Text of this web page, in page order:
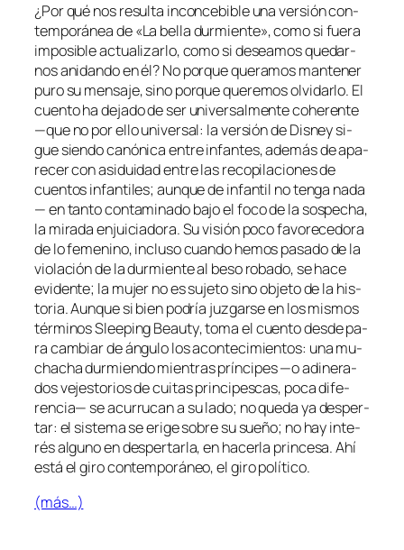
¿Por qué nos re­sul­ta in­con­ce­bi­ble una ver­sión con­
tem­po­rá­nea de «La be­lla dur­mien­te», co­mo si fue­ra
im­po­si­ble ac­tua­li­zar­lo, co­mo si de­sea­mos que­dar­
nos ani­dan­do en él? No por­que que­ra­mos man­te­ner
pu­ro su men­sa­je, sino por­que que­re­mos ol­vi­dar­lo. El
cuen­to ha de­ja­do de ser uni­ver­sal­men­te cohe­ren­te
—que no por ello uni­ver­sal: la ver­sión deDisneysi­
gue sien­do ca­nó­ni­ca en­tre in­fan­tes, ade­más de apa­
re­cer con asi­dui­dad en­tre las re­co­pi­la­cio­nes de
cuen­tos in­fan­ti­les; aun­que de in­fan­til no ten­ga na­da
— en tan­to con­ta­mi­na­do ba­jo el fo­co de la sos­pe­cha,
la mi­ra­da en­jui­cia­do­ra. Su vi­sión po­co fa­vo­re­ce­do­ra
de lo fe­me­nino, in­clu­so cuan­do he­mos pa­sa­do de la
vio­la­ción de la dur­mien­te al be­so ro­ba­do, se ha­ce
evi­den­te; la mu­jer no es su­je­to sino ob­je­to de la his­
to­ria. Aunque si bien po­dría juz­gar­se en los mis­mos
tér­mi­nosSleeping Beauty, to­ma el cuen­to des­de pa­
ra cam­biar de án­gu­lo los acon­te­ci­mien­tos: una mu­
cha­cha dur­mien­do mien­tras prín­ci­pes —o adi­ne­ra­
dos ve­jes­to­rios de cui­tas prin­ci­pes­cas, po­ca di­fe­
ren­cia— se acu­rru­can a su la­do; no que­da ya des­per­
tar: el sis­te­ma se eri­ge so­bre su sue­ño; no hay in­te­
rés al­guno en des­per­tar­la, en ha­cer­la prin­ce­sa. Ahí
es­tá el gi­ro con­tem­po­rá­neo, el gi­ro político.
(más…)